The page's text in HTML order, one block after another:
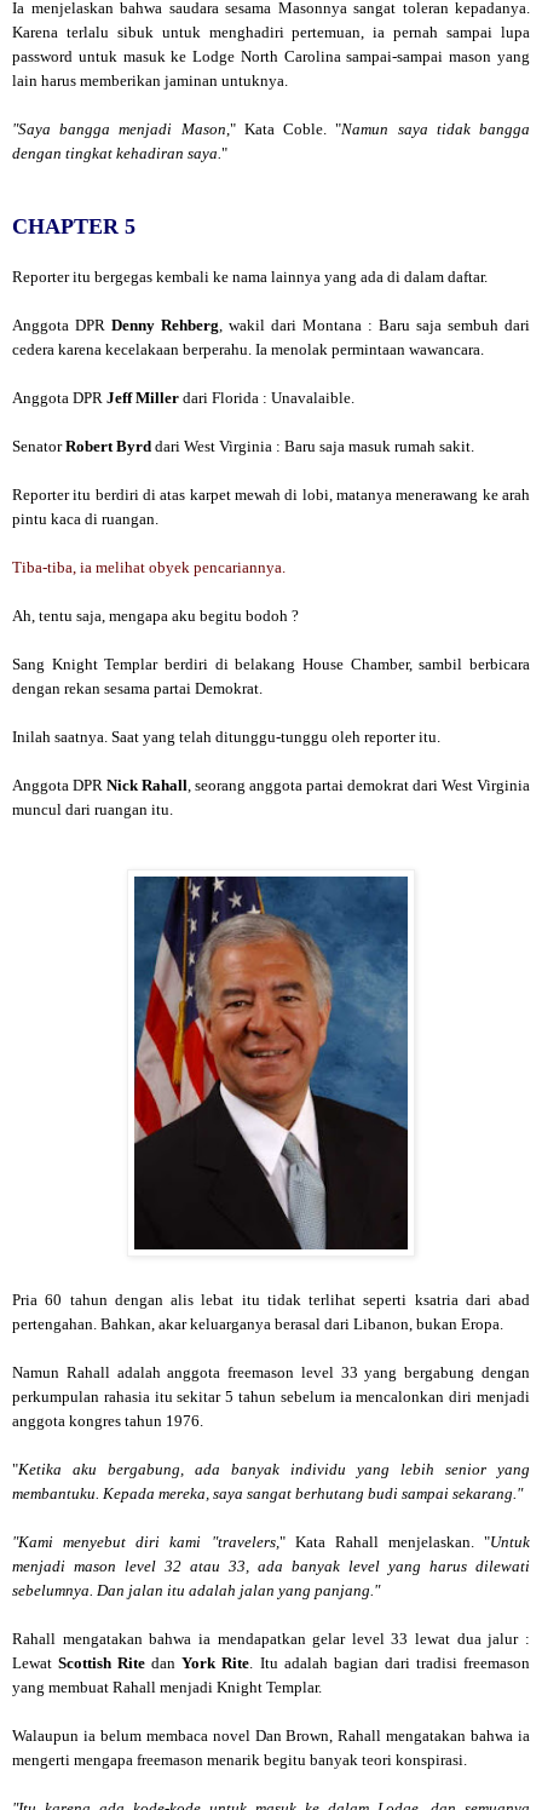
Ia menjelaskan bahwa saudara sesama Masonnya sangat toleran kepadanya.
Karena terlalu sibuk untuk menghadiri pertemuan, ia pernah sampai lupa
password untuk masuk ke Lodge North Carolina sampai-sampai mason yang
lain harus memberikan jaminan untuknya.
"Saya bangga menjadi Mason ," Kata Coble. "Namun saya tidak bangga
dengan tingkat kehadiran saya. "
CHAPTER 5
Reporter itu bergegas kembali ke nama lainnya yang ada di dalam daftar.
Anggota DPR Denny Rehberg , wakil dari Montana : Baru saja sembuh dari
cedera karena kecelakaan berperahu. Ia menolak permintaan wawancara.
Anggota DPR Jeff Miller dari Florida : Unavalaible.
SenatorRobert Byrd dari West Virginia : Baru saja masuk rumah sakit.
Reporter itu berdiri di atas karpet mewah di lobi, matanya menerawang ke arah
pintu kaca di ruangan.
Tiba-tiba, ia melihat obyek pencariannya.
Ah, tentu saja, mengapa aku begitu bodoh ?
Sang Knight Templar berdiri di belakang House Chamber, sambil berbicara
dengan rekan sesama partai Demokrat.
Inilah saatnya. Saat yang telah ditunggu-tunggu oleh reporter itu.
Anggota DPR Nick Rahall , seorang anggota partai demokrat dari West Virginia
muncul dari ruangan itu.
Pria 60 tahun dengan alis lebat itu tidak terlihat seperti ksatria dari abad
pertengahan. Bahkan, akar keluarganya berasal dari Libanon, bukan Eropa.
Namun Rahall adalah anggota freemason level 33 yang bergabung dengan
perkumpulan rahasia itu sekitar 5 tahun sebelum ia mencalonkan diri menjadi
anggota kongres tahun 1976.
"Ketika aku bergabung, ada banyak individu yang lebih senior yang
membantuku. Kepada mereka, saya sangat berhutang budi sampai sekarang."
"Kami menyebut diri kami "travelers, " Kata Rahall menjelaskan. "Untuk
menjadi mason level 32 atau 33, ada banyak level yang harus dilewati
sebelumnya. Dan jalan itu adalah jalan yang panjang."
Rahall mengatakan bahwa ia mendapatkan gelar level 33 lewat dua jalur :
LewatScottish Rite danYork Rite . Itu adalah bagian dari tradisi freemason
yang membuat Rahall menjadi Knight Templar.
Walaupun ia belum membaca novel Dan Brown, Rahall mengatakan bahwa ia
mengerti mengapa freemason menarik begitu banyak teori konspirasi.